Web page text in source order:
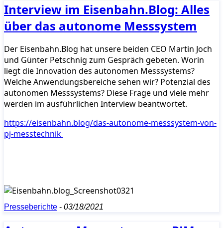
Interview im Eisenbahn.Blog: Alles
über das autonome Messsystem
Der Eisenbahn.Blog hat unsere beiden CEO Martin Joch
und Günter Petschnig zum Gespräch gebeten. Worin
liegt die Innovation des autonomen Messsystems?
Welche Anwendungsbereiche sehen wir? Potenzial des
autonomen Messsystems? Diese Frage und viele mehr
werden im ausführlichen Interview beantwortet.
https://eisenbahn.blog/das-autonome-messsystem-von-
pj-messtechnik
Presseberichte - 03/18/2021